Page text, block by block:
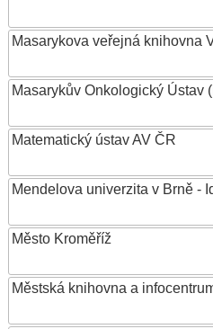
Masarykova veřejná knihovna
Masarykův Onkologický Ústav
Matematický ústav AV ČR
Mendelova univerzita v Brně -
Město Kroměříž
Městská knihovna a